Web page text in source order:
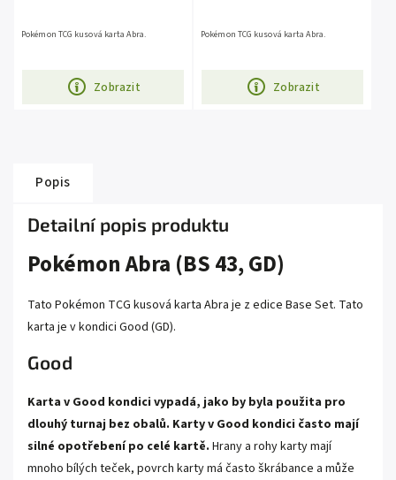
Zobrazit
Pokémon TCG kusová karta Abra.
Zobrazit
Pokémon TCG kusová karta Abra.
Popis
Detailní popis produktu
Pokémon Abra (BS 43, GD)
Tato Pokémon TCG kusová karta Abra je z edice Base Set. Tato
karta je v kondici Good (GD).
Good
Karta v Good kondici vypadá, jako by byla použita pro
dlouhý turnaj bez obalů. Karty v Good kondici často mají
silné opotřebení po celé kartě. Hrany a rohy karty mají
mnoho bílých teček, povrch karty má často škrábance a může